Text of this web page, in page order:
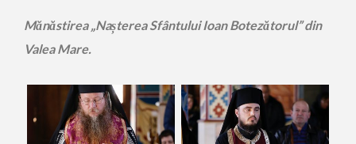
Mănăstirea „Nașterea Sfântului Ioan Botezătorul” din
Valea Mare.